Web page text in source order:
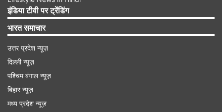
इससे उसके नेट रन रेट को भी बूस्ट मिला है। टीम ने 8 में से
छह मैच जीते हैं और उसके पास 12 अंक हैं। नेट रन रेट की
बात की जाए तो ये अब +1.919 का हो गया है। जो सबसे
शानदार है। टीम के प्लेऑफ में जाने के 90 प्रतिशत चांस हैं।
इंडिया टीवी पर ट्रेंडिंग
भारत समाचार
उत्तर प्रदेश न्यूज़
दिल्ली न्यूज़
पश्चिम बंगाल न्यूज़
बिहार न्यूज़
मध्य प्रदेश न्यूज़